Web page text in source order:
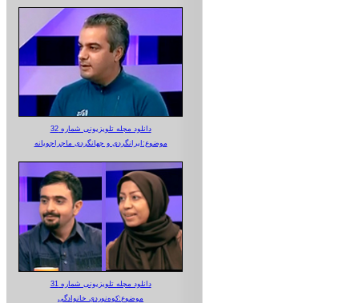
دانلود مجله تلویزیونی شماره 32
موضوع:ایرانگردی و جهانگردی ماجراجویانه
دانلود مجله تلویزیونی شماره 31
موضوع:کوه‌نوردی خانوادگی